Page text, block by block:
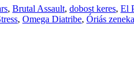
, Brutal Assault, dobost keres, El
, Omega Diatribe, Óriás